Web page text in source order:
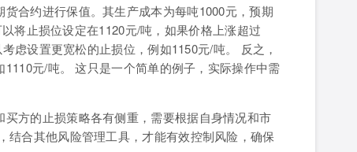
合约进行保值。其生产成本为每吨1000元，预期
将止损位设定在1120元/吨，如果价格上涨超过
虑设置更宽松的止损位，例如1150元/吨。 反之，
元/吨。 这只是一个简单的例子，实际操作中需
方的止损策略各有侧重，需要根据自身情况和市
合其他风险管理工具，才能有效控制风险，确保